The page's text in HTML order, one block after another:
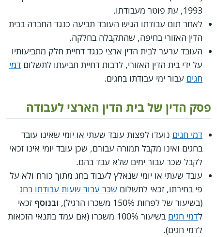
1993, עת פוטר מעבודתו.
לאחר תום עבודתו הגיש העובד תביעה כנגד החברה בבית
הדין האזורי בחיפה, שהתקבלה בחלקה.
העובד ערער לבית הדין ארצי כנגד דחיית חלק מתביעותיו
על ידי בית הדין האזורי, לרבות דחיית תביעתו לתשלום דמי
חגים עבור ימי עבודתו בחגים.
פסק הדין של בית הדין הארצי לעבודה
דמי חגים נועדו לפצות עובד שעתי או יומי שאינו עובד
בחגים ואינו מקבל תמורה עבורם, שכן עובד יומי אינו זכאי
לקבל שכר עבור ימים שלא עבד בהם.
עובד שעתי או יומי שנאלץ לעבוד בחג מתוך כורח ולא על
פי בחירתו, זכאי לתשלום שכר עבור שעות עבודתו בחג
(בשיעור של לפחות 150% משכרו הרגיל),
ובנוסף זכאי
לדמי חגים
בשיעור 100% משכרו (אם עמד בתנאי הזכאות
לדמי חגים).